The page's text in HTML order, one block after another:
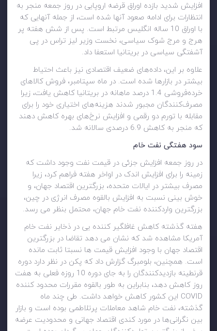
افزایش شدید بازده اوراق قرضه اروپایی در روز جمعه منجر به
انتظارات برای ادامه صعود آنها شده است، از جمله آنهایی که
با اوراق 10 ساله انگلیس مرتبط است. پس از شش هفته پر
هرج و مرج شوک سیاسی، نخست وزیر لیز تراس در پی
آشفتگی سیاسی در بریتانیا استعفا داد.
علاوه بر این، داده‌های ضعیف اقتصادی نیز باعث احتیاط
بیشتر در بازارها شده است. در ماه سپتامبر، فروش کالاهای
خرده‌فروشی 1.4 درصد ماهانه در بریتانیا کاهش یافت، زیرا
مصرف‌کنندگان مجبور شدند هزینه‌های اختیاری خود را برای
مقابله با تورم دو رقمی و افزایش نرخ‌های بهره کاهش دهند
که منجر به کاهش 6.9 درصدی سالانه شد.
سود هفتگی نفت خام
در روز جمعه افزایش جزئی در قیمت نفت وجود داشت که
زمینه را برای افزایش اندک در اواخر هفته فراهم کرد، زیرا
مصرف بیشتر در ایالات متحده، بزرگترین اقتصاد جهان، و
خوش بینی نسبت به افزایش بالقوه مصرف انرژی در چین،
بزرگترین واردکننده نفت خام جهان، محتمل بنظر می رسد.
هفته گذشته کاهش غافلگیر کننده یی در ذخایر نفت خام
آمریکا مشاهده شد که نشان می دهد تقاضا در بزرگترین
اقتصاد جهان با وجود افزایش قیمت ها نسبتا ثابت مانده
است. همچنین، بلومبرگ گزارش داد که پکن در نظر دارد دوره
قرنطینه بازدیدکنندگان را به جای دوره 10 روزه فعلی به هفت
روز کاهش دهد، بنابراین به طور بالقوه مقررات محدود کننده
COVID این کشور کاهش خواهد داشت. طی چند ماه
گذشته، نفت خام شاهد معاملات پرتلاطمی بوده است و بازار
بین نگرانی‌ها در مورد کندی اقتصاد جهانی و محدودیت عرضه